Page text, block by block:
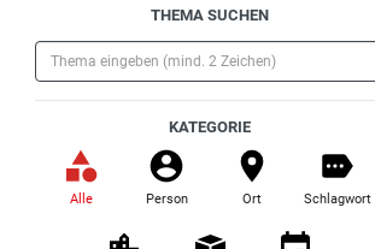
KUNDENDATEN BETROFFEN
Cyberangriff auf Wiener
Schmuckhändler Frey Wille
EUROPA-LEAGUE-QUALI
Joker Tabakovic führt Salzburg zu
Last-Minute-Sieg
PALÄSTINENSER GETÖTET vor 6 Stunden
THEMA SUCHEN
KATEGORIE
Alle Person Ort Schlagwort